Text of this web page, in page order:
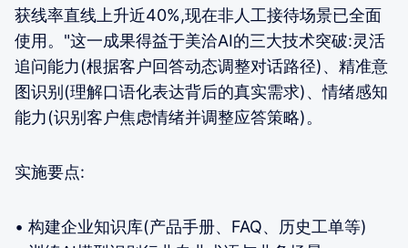
获线率直线上升近40%,现在非人工接待场景已全面
使用。"这一成果得益于美洽AI的三大技术突破:灵活
追问能力(根据客户回答动态调整对话路径)、精准意
图识别(理解口语化表达背后的真实需求)、情绪感知
能力(识别客户焦虑情绪并调整应答策略)。
实施要点:
• 构建企业知识库(产品手册、FAQ、历史工单等)